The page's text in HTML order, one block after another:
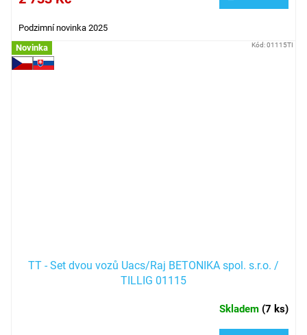
Podzimní novinka 2025
Novinka
TT - Set dvou vozů Uacs/Raj BETONIKA spol. s.r.o. /
TILLIG 01115
Skladem (7 ks)
Kód:01115TI